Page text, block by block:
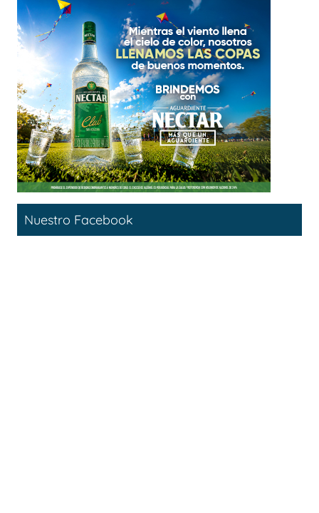
Nuestro Facebook